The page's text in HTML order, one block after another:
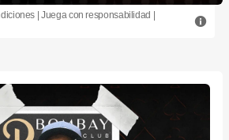
| Juega con responsabilidad |